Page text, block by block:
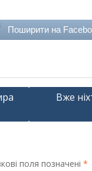
Поширити на
Вже
поля позначені *